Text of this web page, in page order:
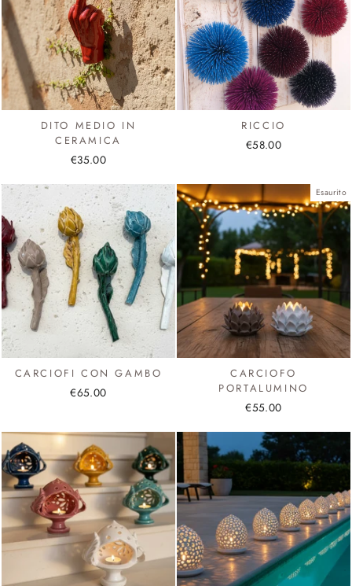
DITO MEDIO IN
CERAMICA
€35.00
RICCIO
€58.00
CARCIOFI CON GAMBO
€65.00
Esaurito
CARCIOFO
PORTALUMINO
€55.00